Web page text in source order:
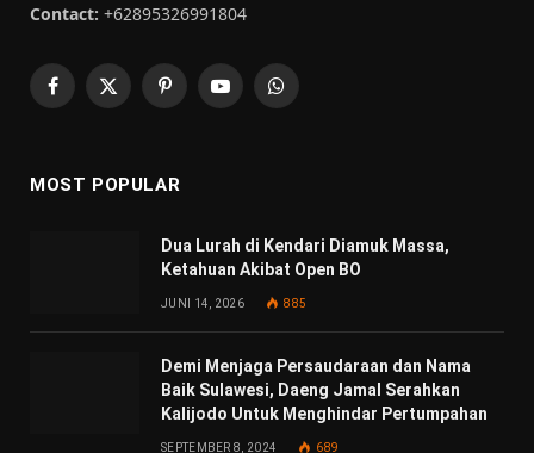
Contact: +62895326991804
Facebook
X
PinterestYouTubeWhatsApp
MOST POPULAR
Dua Lurah di Kendari Diamuk Massa,
Ketahuan Akibat Open BO
JUNI 14, 2026 885
Demi Menjaga Persaudaraan dan Nama
Baik Sulawesi, Daeng Jamal Serahkan
Kalijodo Untuk Menghindar Pertumpahan
SEPTEMBER 8, 2024 689